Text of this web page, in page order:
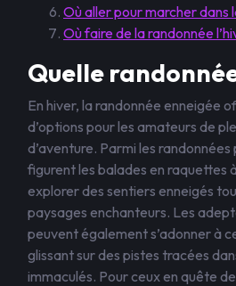
Où aller pour marcher dans
Où faire de la randonnée
Quelle
En hiver, la randonnée enneigée
d’options pour les amateurs de
d’aventure. Parmi les
figurent les balades en raquettes
explorer des sentiers enneigés
paysages enchanteurs. Les
peuvent également s’adonner à
glissant sur des pistes tracées
immaculés. Pour ceux en quête